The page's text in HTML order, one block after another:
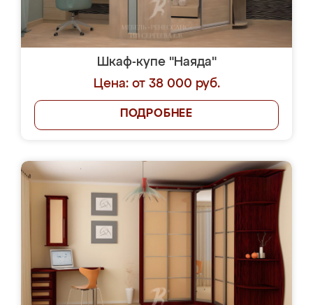
Шкаф-купе "Наяда"
Цена: от 38 000 руб.
ПОДРОБНЕЕ